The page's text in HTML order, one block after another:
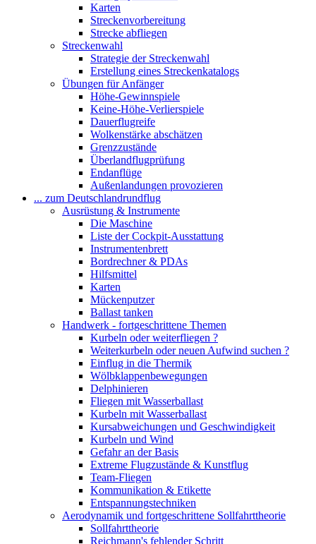
Karten
Streckenvorbereitung
Strecke abfliegen
Streckenwahl
Strategie der Streckenwahl
Erstellung eines Streckenkatalogs
Übungen für Anfänger
Höhe-Gewinnspiele
Keine-Höhe-Verlierspiele
Dauerflugreife
Wolkenstärke abschätzen
Grenzzustände
Überlandflugprüfung
Endanflüge
Außenlandungen provozieren
... zum Deutschlandrundflug
Ausrüstung & Instrumente
Die Maschine
Liste der Cockpit-Ausstattung
Instrumentenbrett
Bordrechner & PDAs
Hilfsmittel
Karten
Mückenputzer
Ballast tanken
Handwerk - fortgeschrittene Themen
Kurbeln oder weiterfliegen ?
Weiterkurbeln oder neuen Aufwind suchen ?
Einflug in die Thermik
Wölbklappenbewegungen
Delphinieren
Fliegen mit Wasserballast
Kurbeln mit Wasserballast
Kursabweichungen und Geschwindigkeit
Kurbeln und Wind
Gefahr an der Basis
Extreme Flugzustände & Kunstflug
Team-Fliegen
Kommunikation & Etikette
Entspannungstechniken
Aerodynamik und fortgeschrittene Sollfahrttheorie
Sollfahrttheorie
Reichmann's fehlender Schritt